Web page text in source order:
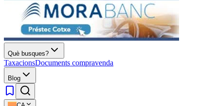
Què busques?
TaxacionsDocuments compravenda
Blog